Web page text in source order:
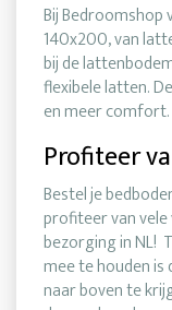
Bij Bedroomshop
140x200, van
bij de
flexibele latten.
en meer comfort.
Profiteer
Bestel je
profiteer van
bezorging in NL!
mee te houden
naar boven te